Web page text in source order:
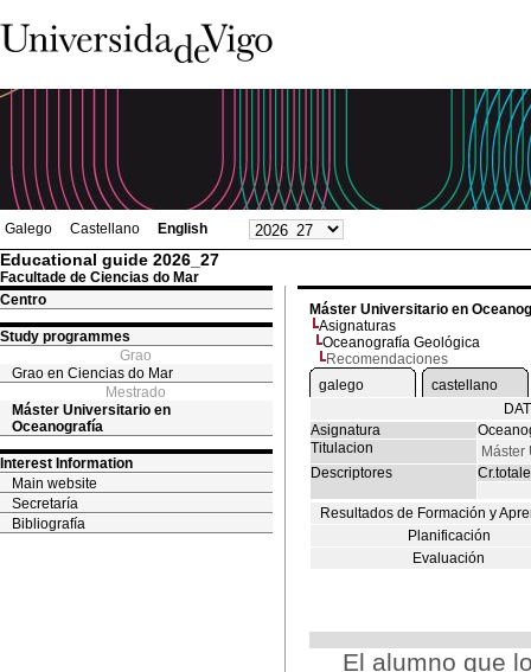
Galego Castellano English
Educational guide 2026_27
Facultade de Ciencias do Mar
Centro
Study programmes
Grao
Grao en Ciencias do Mar
Mestrado
Máster Universitario en
Oceanografía
Interest Information
Main website
Secretaría
Bibliografía
Máster Universitario en
Asignaturas
Oceanografía Geológica
Recomendaciones
galego
castellano
Asignatura
Titulacion
Máster
Descriptores
Resultados de Formación y
Planificación
Evaluación
El alumno que